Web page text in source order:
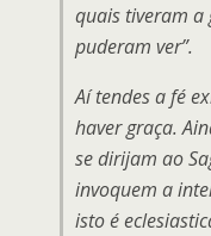
quais tiveram a
puderam ver”.
Aí tendes a fé
haver graça.
se dirijam ao
invoquem a
isto é